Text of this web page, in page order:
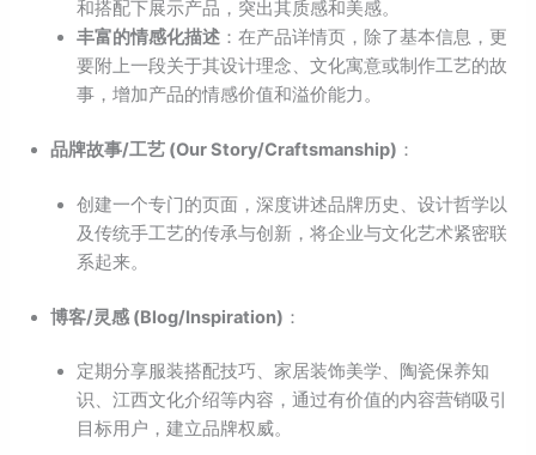
和搭配下展示产品，突出其质感和美感。
丰富的情感化描述 ：在产品详情页，除了基本信息，更
要附上一段关于其设计理念、文化寓意或制作工艺的故
事，增加产品的情感价值和溢价能力。
品牌故事/工艺 (Our Story/Craftsmanship) ：
创建一个专门的页面，深度讲述品牌历史、设计哲学以
及传统手工艺的传承与创新，将企业与文化艺术紧密联
系起来。
博客/灵感 (Blog/Inspiration) ：
定期分享服装搭配技巧、家居装饰美学、陶瓷保养知
识、江西文化介绍等内容，通过有价值的内容营销吸引
目标用户，建立品牌权威。